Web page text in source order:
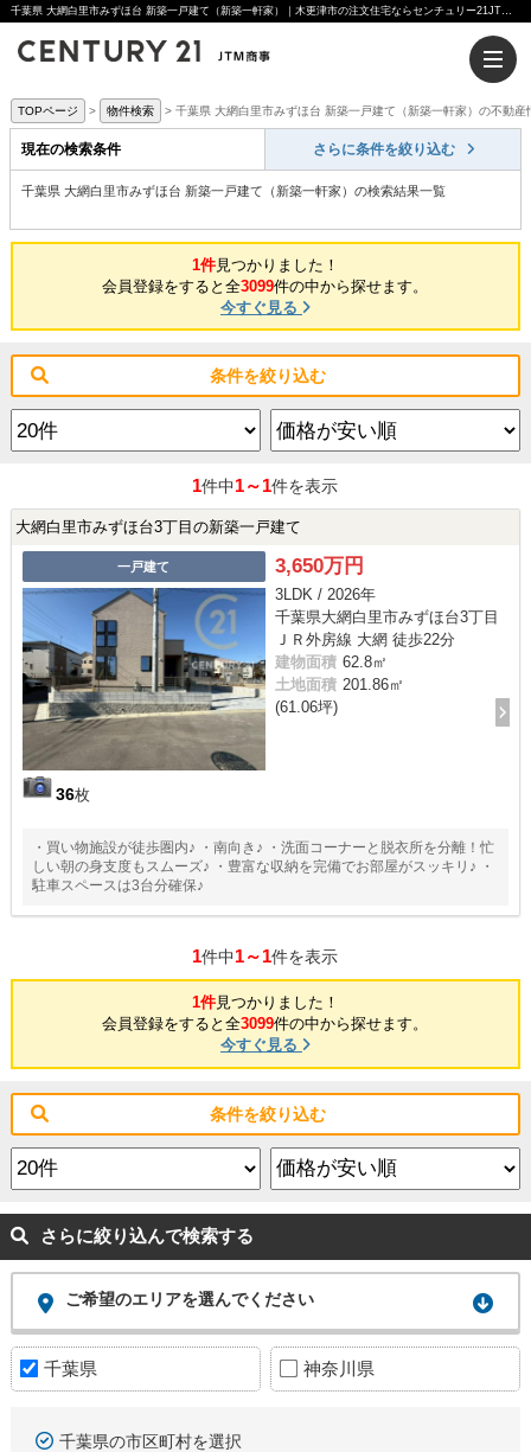
千葉県 大網白里市みずほ台 新築一戸建て（新築一軒家）｜木更津市の注文住宅ならセンチュリー21JTM商事へ
TOPページ 物件検索 千葉県 大網白里市みずほ台 新築一戸建て（新築一軒家）の不動産
現在の検索条件 さらに条件を絞り込む
千葉県 大網白里市みずほ台 新築一戸建て（新築一軒家）の検索結果一覧
1件見つかりました！
会員登録をすると全3099件の中から探せます。
今すぐ見る
条件を絞り込む
1件中1～1件を表示
大網白里市みずほ台3丁目の新築一戸建て
一戸建て
36枚
3,650万円
3LDK / 2026年
千葉県大網白里市みずほ台3丁目
ＪＲ外房線 大網 徒歩22分
建物面積 62.8㎡
土地面積 201.86㎡
(61.06坪)
・買い物施設が徒歩圏内♪ ・南向き♪ ・洗面コーナーと脱衣所を分離！忙
しい朝の身支度もスムーズ♪ ・豊富な収納を完備でお部屋がスッキリ♪ ・
駐車スペースは3台分確保♪
1件中1～1件を表示
1件見つかりました！
会員登録をすると全3099件の中から探せます。
今すぐ見る
条件を絞り込む
さらに絞り込んで検索する
ご希望のエリアを選んでください
千葉県 神奈川県
千葉県の市区町村を選択